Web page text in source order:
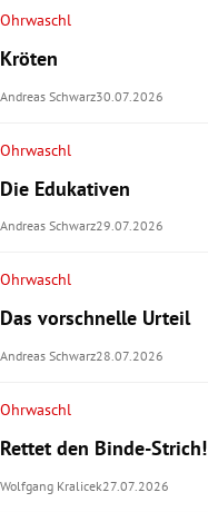
Untermenü
Ohrwaschl
Kröten
Andreas Schwarz30.07.2026
Ohrwaschl
Die Edukativen
Andreas Schwarz29.07.2026
Ohrwaschl
Das vorschnelle Urteil
Andreas Schwarz28.07.2026
Ohrwaschl
Rettet den Binde-Strich!
Wolfgang Kralicek27.07.2026